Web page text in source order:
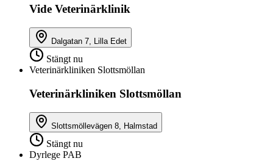
Vide Veterinärklinik
Dalgatan 7, Lilla Edet
Stängt nu
Veterinärkliniken Slottsmöllan
Veterinärkliniken Slottsmöllan
Slottsmöllevägen 8, Halmstad
Stängt nu
Dyrlege PAB